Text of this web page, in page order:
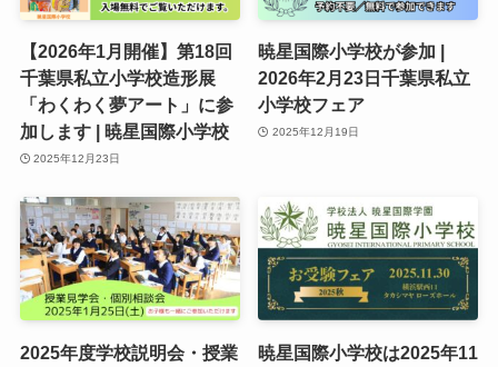
【2026年1月開催】第18回
千葉県私立小学校造形展
「わくわく夢アート」に参
加します | 暁星国際小学校
2025年12月23日
暁星国際小学校が参加 |
2026年2月23日千葉県私立
小学校フェア
2025年12月19日
2025年度学校説明会・授業
暁星国際小学校は2025年11